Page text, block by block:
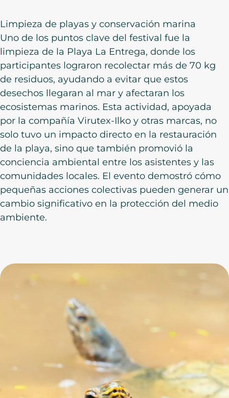
Limpieza de playas y conservación marina
Uno de los puntos clave del festival fue la
limpieza de la Playa La Entrega, donde los
participantes lograron recolectar más de 70 kg
de residuos, ayudando a evitar que estos
desechos llegaran al mar y afectaran los
ecosistemas marinos. Esta actividad, apoyada
por la compañía Virutex-Ilko y otras marcas, no
solo tuvo un impacto directo en la restauración
de la playa, sino que también promovió la
conciencia ambiental entre los asistentes y las
comunidades locales. El evento demostró cómo
pequeñas acciones colectivas pueden generar un
cambio significativo en la protección del medio
ambiente.